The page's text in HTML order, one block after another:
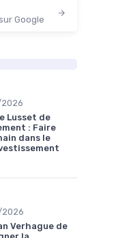
Google
Lusset de
: Faire
dans le
Verhague de